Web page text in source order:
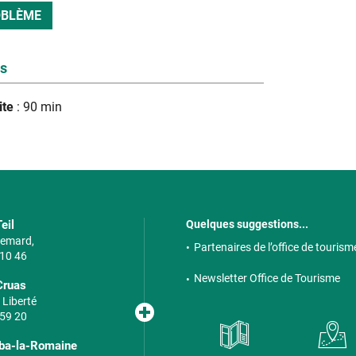
: 90 min
46
Liberté
20
la-Romaine
Quelques suggestions...
Partenaires de l’office de
Newsletter Office de Tourisme